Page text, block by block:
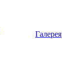
Галерея